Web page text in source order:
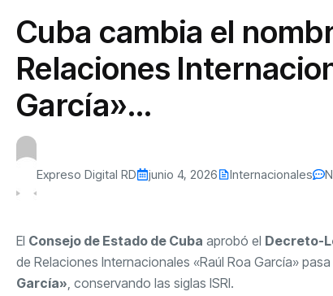
Cuba cambia el
Relaciones
García»…
Expreso Digital RD junio 4, 2026 Internacionales
El Consejo de Estado de Cuba aprobó el Decreto-
de Relaciones Internacionales «Raúl Roa García»
García» , conservando las siglas ISRI.